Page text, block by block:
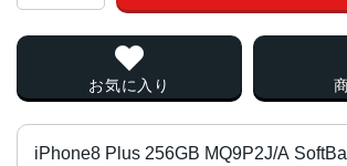
お気に入り
iPhone8 Plus 256GB MQ9P2J/A